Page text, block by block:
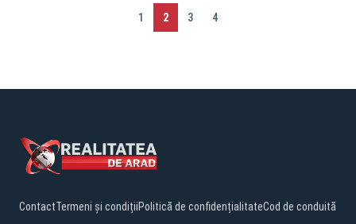
1 2 3 4
ContactTermeni și condițiiPolitică de confidențialitateCod de conduită